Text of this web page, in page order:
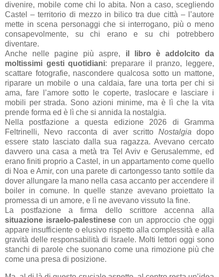
divenire, mobile come chi lo abita. Non a caso, scegliendo
Castel – territorio di mezzo in bilico tra due città – l’autore
mette in scena personaggi che si interrogano, più o meno
consapevolmente, su chi erano e su chi potrebbero
diventare.
Anche nelle pagine più aspre, il libro è addolcito da
moltissimi gesti quotidiani: preparare il pranzo, leggere,
scattare fotografie, nascondere qualcosa sotto un mattone,
riparare un mobile o una caldaia, fare una torta per chi si
ama, fare l’amore sotto le coperte, traslocare e lasciare i
mobili per strada. Sono azioni minime, ma è lì che la vita
prende forma ed è lì che si annida la nostalgia.
Nella postfazione a questa edizione 2026 di Gramma
Feltrinelli, Nevo racconta di aver scrittoNostalgia dopo
essere stato lasciato dalla sua ragazza. Avevano cercato
davvero una casa a metà tra Tel Aviv e Gerusalemme, ed
erano finiti proprio a Castel, in un appartamento come quello
di Noa e Amir, con una parete di cartongesso tanto sottile da
dover allungare la mano nella casa accanto per accendere il
boiler in comune. In quelle stanze avevano proiettato la
promessa di un amore, e lì ne avevano vissuto la fine.
La postfazione a firma dello scrittore accenna alla
situazione israelo-palestinese con un approccio che oggi
appare insufficiente o elusivo rispetto alla complessità e alla
gravità delle responsabilità di Israele. Molti lettori oggi sono
stanchi di parole che suonano come una rimozione più che
come una presa di posizione.